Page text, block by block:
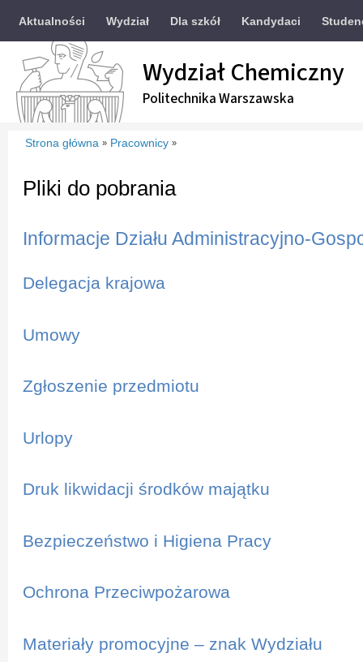
Aktualności Wydział Dla szkół Kandydaci
Wydział Chemiczny
Politechnika Warszawska
Strona główna » Pracownicy »
Pliki do pobrania
Informacje Działu Administracyjno-
Delegacja krajowa
Umowy
Zgłoszenie przedmiotu
Urlopy
Druk likwidacji środków majątku
Bezpieczeństwo i Higiena Pracy
Ochrona Przeciwpożarowa
Materiały promocyjne – znak Wydziału